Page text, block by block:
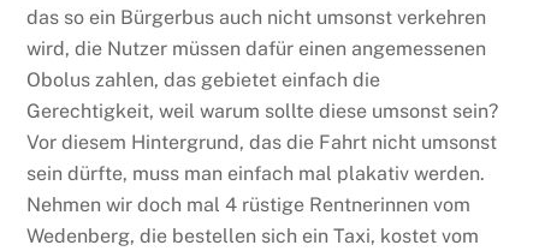
das so ein Bürgerbus auch nicht umsonst verkehren
wird, die Nutzer müssen dafür einen angemessenen
Obolus zahlen, das gebietet einfach die
Gerechtigkeit, weil warum sollte diese umsonst sein?
Vor diesem Hintergrund, das die Fahrt nicht umsonst
sein dürfte, muss man einfach mal plakativ werden.
Nehmen wir doch mal 4 rüstige Rentnerinnen vom
Wedenberg, die bestellen sich ein Taxi, kostet vom